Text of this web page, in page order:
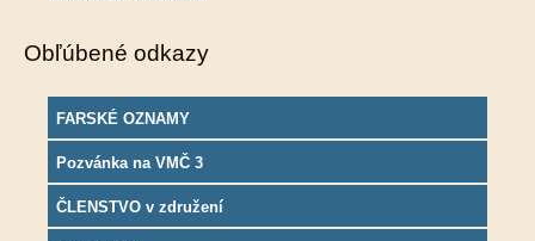
Obľúbené odkazy
FARSKÉ OZNAMY
Pozvánka na VMČ 3
ČLENSTVO v združení